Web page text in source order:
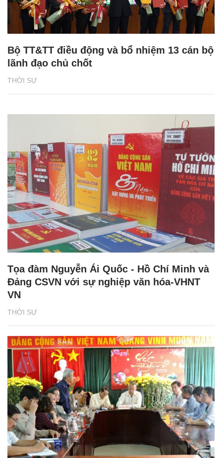
THỜI SỰ
Bộ TT&TT điều động và bổ nhiệm 13 cán bộ
lãnh đạo chủ chốt
THỜI SỰ
Tọa đàm Nguyễn Ái Quốc - Hồ Chí Minh và
Đảng CSVN với sự nghiệp văn hóa-VHNT
VN